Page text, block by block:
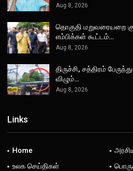
Aug 8, 2026
தொகுதி மறுவரையறை
எம்பிக்கள் கூட்டம்…
Aug 8, 2026
திருச்சி, சத்திரம்
விழும்…
Aug 8, 2026
Links
Home
உலக செய்திகள்